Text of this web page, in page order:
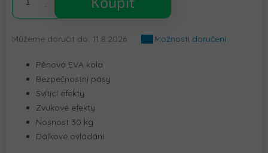
Můžeme doručit do: 11.8.2026 Možnosti doručení
Pěnová EVA kola
Bezpečnostní pásy
Svítící efekty
Zvukové efekty
Nosnost 30 kg
Dálkové ovládání